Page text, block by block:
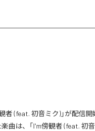
者 (feat. 初音ミク)」が配信
曲は、「I'm傍観者 (feat. 初